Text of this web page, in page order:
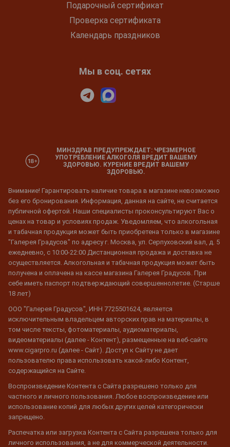
Подарочный сертификат
Проверка сертификата
Календарь праздников
Мы в соц. сетях
МИНЗДРАВ ПРЕДУПРЕЖДАЕТ: ЧРЕЗМЕРНОЕ
УПОТРЕБЛЕНИЕ АЛКОГОЛЯ ВРЕДИТ ВАШЕМУ
ЗДОРОВЬЮ. КУРЕНИЕ ВРЕДИТ ВАШЕМУ
ЗДОРОВЬЮ.
Внимание! Гарантировать наличие товара в магазине невозможно
без его бронирования. Информация, данная на сайте, не считается
публичной офертой. Наши специалисты проконсультируют Вас о
ценах на товар и условиях продаж. Уведомляем, что алкогольная
и табачная продукция может быть приобретена только в магазине
"Галерея Градусов" по адресу г. Москва, ул. Серпуховский вал, д. 5
ежедневно, с 10:00-22:00 Дистанционная продажа и доставка не
осуществляется. Алкогольная и табачная продукция может быть
получена и оплачена на кассе магазина Галерея Градусов. При
себе иметь паспорт подтверждающий совершеннолетие. (Старше
18 лет)
ООО "Галерея Градусов", ИНН 7725501624, является
исключительным владельцем авторских прав на материалы, в
том числе тексты, фотоматериалы, аудиоматериалы,
видеоматериалы (далее - Контент), размещенные на веб-сайте
www.cigarpro.ru (далее - Сайт). Доступ к Сайту не дает
пользователю права использовать какой-либо Контент,
содержащийся на Сайте.
Воспроизведение Контента с Сайта разрешено только для
частного и личного пользования. Любое воспроизведение или
использование копий для любых других целей категорически
запрещено.
Распечатка или загрузка Контента с Сайта разрешена только для
личного использования, а не для коммерческой деятельности.